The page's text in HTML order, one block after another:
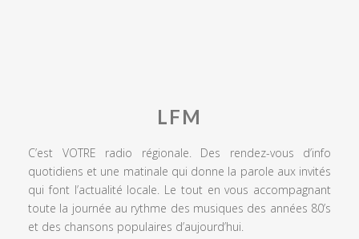
LFM
C’est VOTRE radio régionale. Des rendez-vous d’info
quotidiens et une matinale qui donne la parole aux invités
qui font l’actualité locale. Le tout en vous accompagnant
toute la journée au rythme des musiques des années 80’s
et des chansons populaires d’aujourd’hui.